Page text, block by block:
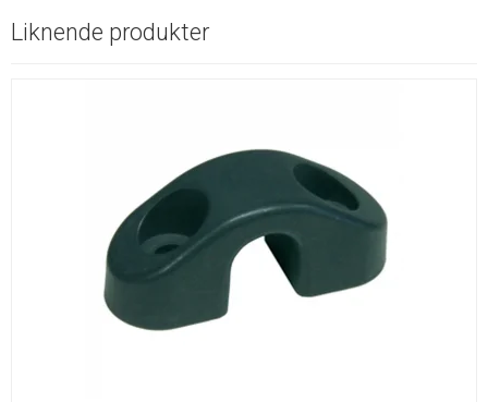
Liknende produkter